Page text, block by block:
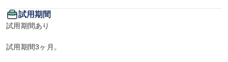
試用期間
試用期間あり
試用期間3ヶ月。